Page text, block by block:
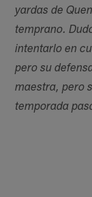
yardas de
temprano.
intentarlo en
pero su
maestra, pero
temporada